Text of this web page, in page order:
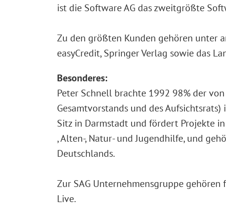
ist die Software AG das zweitgrößte
Zu den größten Kunden gehören unter
easyCredit, Springer Verlag sowie das
Besonderes:
Peter Schnell brachte 1992 98% der
Gesamtvorstands und des
Sitz in Darmstadt und fördert Projekte
, Alten-, Natur- und Jugendhilfe, und
Deutschlands.
Zur SAG Unternehmensgruppe gehören
Live.